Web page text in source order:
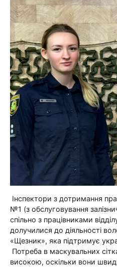
Інспектори з дотримання
№1 (з обслуговування
спільно з працівниками
долучилися до діяльності
«Щезник», яка підтримує
Потреба в маскувальних
високою, оскільки вони